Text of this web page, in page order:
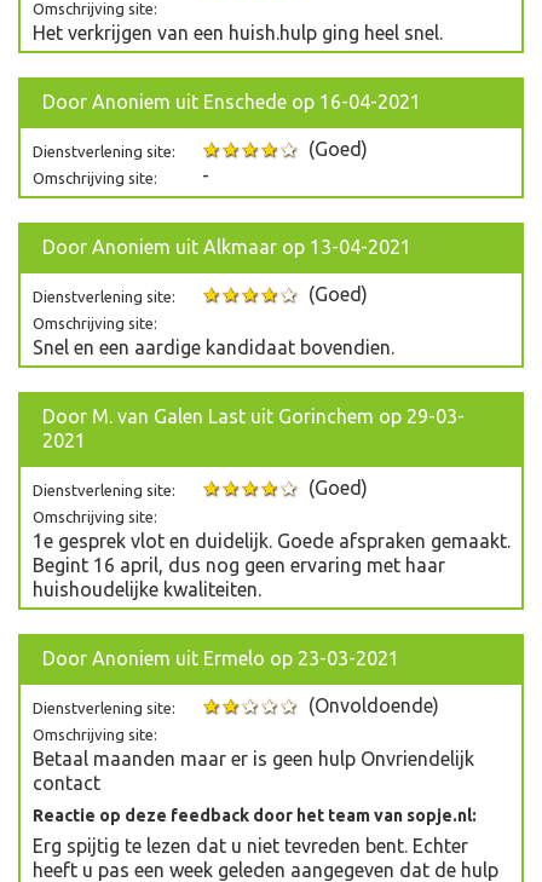
Omschrijving site:
Het verkrijgen van een huish.hulp ging heel snel.
Door Anoniem uit Enschede op 16-04-2021
Dienstverlening site: (Goed)
Omschrijving site: -
Door Anoniem uit Alkmaar op 13-04-2021
Dienstverlening site: (Goed)
Omschrijving site:
Snel en een aardige kandidaat bovendien.
Door M. van Galen Last uit Gorinchem op 29-03-
2021
Dienstverlening site: (Goed)
Omschrijving site:
1e gesprek vlot en duidelijk. Goede afspraken gemaakt.
Begint 16 april, dus nog geen ervaring met haar
huishoudelijke kwaliteiten.
Door Anoniem uit Ermelo op 23-03-2021
Dienstverlening site: (Onvoldoende)
Omschrijving site:
Betaal maanden maar er is geen hulp Onvriendelijk
contact
Reactie op deze feedback door het team van sopje.nl:
Erg spijtig te lezen dat u niet tevreden bent. Echter
heeft u pas een week geleden aangegeven dat de hulp